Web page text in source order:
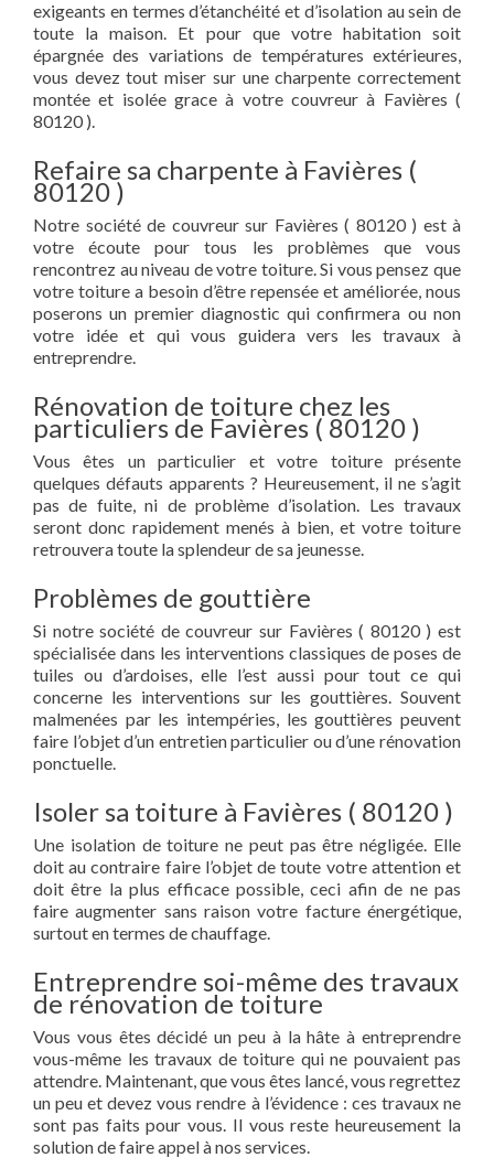
exigeants en termes d’étanchéité et d’isolation au sein de
toute la maison. Et pour que votre habitation soit
épargnée des variations de températures extérieures,
vous devez tout miser sur une charpente correctement
montée et isolée grace à votre couvreur à Favières (
80120 ).
Refaire sa charpente à Favières (
80120 )
Notre société de couvreur sur Favières ( 80120 ) est à
votre écoute pour tous les problèmes que vous
rencontrez au niveau de votre toiture. Si vous pensez que
votre toiture a besoin d’être repensée et améliorée, nous
poserons un premier diagnostic qui confirmera ou non
votre idée et qui vous guidera vers les travaux à
entreprendre.
Rénovation de toiture chez les
particuliers de Favières ( 80120 )
Vous êtes un particulier et votre toiture présente
quelques défauts apparents ? Heureusement, il ne s’agit
pas de fuite, ni de problème d’isolation. Les travaux
seront donc rapidement menés à bien, et votre toiture
retrouvera toute la splendeur de sa jeunesse.
Problèmes de gouttière
Si notre société de couvreur sur Favières ( 80120 ) est
spécialisée dans les interventions classiques de poses de
tuiles ou d’ardoises, elle l’est aussi pour tout ce qui
concerne les interventions sur les gouttières. Souvent
malmenées par les intempéries, les gouttières peuvent
faire l’objet d’un entretien particulier ou d’une rénovation
ponctuelle.
Isoler sa toiture à Favières ( 80120 )
Une isolation de toiture ne peut pas être négligée. Elle
doit au contraire faire l’objet de toute votre attention et
doit être la plus efficace possible, ceci afin de ne pas
faire augmenter sans raison votre facture énergétique,
surtout en termes de chauffage.
Entreprendre soi-même des travaux
de rénovation de toiture
Vous vous êtes décidé un peu à la hâte à entreprendre
vous-même les travaux de toiture qui ne pouvaient pas
attendre. Maintenant, que vous êtes lancé, vous regrettez
un peu et devez vous rendre à l’évidence : ces travaux ne
sont pas faits pour vous. Il vous reste heureusement la
solution de faire appel à nos services.